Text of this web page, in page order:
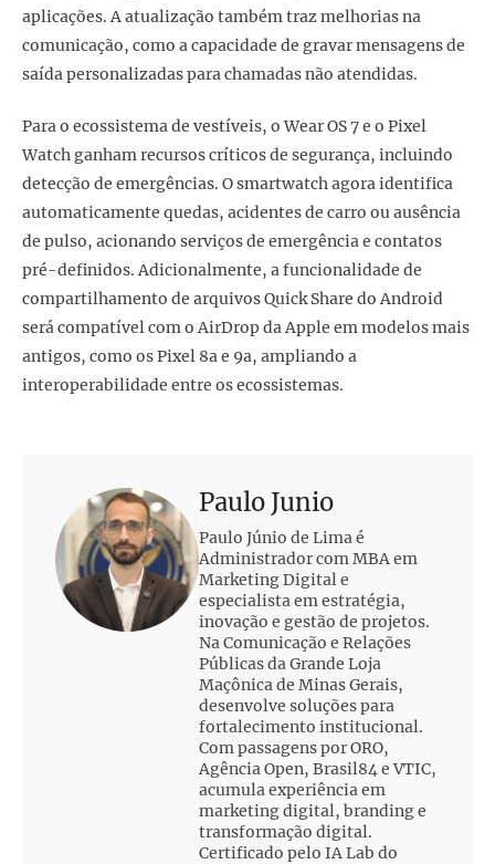
aplicações. A atualização também traz melhorias na
comunicação, como a capacidade de gravar mensagens de
saída personalizadas para chamadas não atendidas.
Para o ecossistema de vestíveis, o Wear OS 7 e o Pixel
Watch ganham recursos críticos de segurança, incluindo
detecção de emergências. O smartwatch agora identifica
automaticamente quedas, acidentes de carro ou ausência
de pulso, acionando serviços de emergência e contatos
pré-definidos. Adicionalmente, a funcionalidade de
compartilhamento de arquivos Quick Share do Android
será compatível com o AirDrop da Apple em modelos mais
antigos, como os Pixel 8a e 9a, ampliando a
interoperabilidade entre os ecossistemas.
Paulo Junio
Paulo Júnio de Lima é
Administrador com MBA em
Marketing Digital e
especialista em estratégia,
inovação e gestão de projetos.
Na Comunicação e Relações
Públicas da Grande Loja
Maçônica de Minas Gerais,
desenvolve soluções para
fortalecimento institucional.
Com passagens por ORO,
Agência Open, Brasil84 e VTIC,
acumula experiência em
marketing digital, branding e
transformação digital.
Certificado pelo IA Lab do